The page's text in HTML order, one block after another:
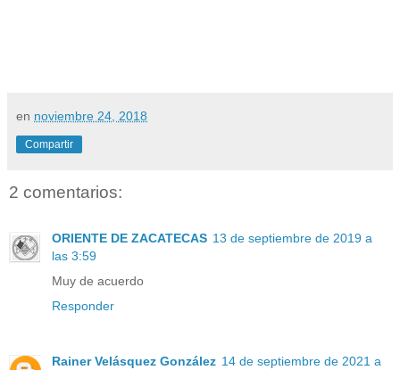
en noviembre 24, 2018
Compartir
2 comentarios:
ORIENTE DE ZACATECAS 13 de septiembre de 2019 a
las 3:59
Muy de acuerdo
Responder
Rainer Velásquez González 14 de septiembre de 2021 a